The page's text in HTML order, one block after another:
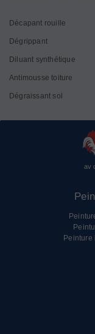
Décapant rouille
Dégrippant
Diluant synthétique
Antimousse toiture
Dégraissant sol
av
Peinture